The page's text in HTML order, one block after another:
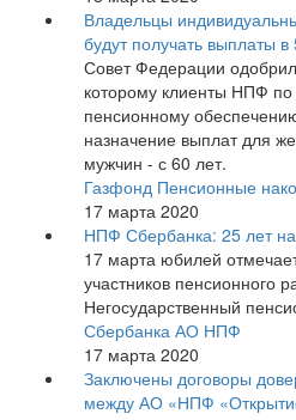
Владельцы
будут получать выплаты
Совет Федерации
которому клиенты НПФ по
пенсионному
назначение выплат для
мужчин - с 60 лет.
Газфонд Пенсионные
17 марта 2020
НПФ Сбербанка: 25 лет
17 марта юбилей
участников пенсионного
Негосударственный
Сбербанка АО НПФ
17 марта 2020
Заключены договоры
между АО «НПФ